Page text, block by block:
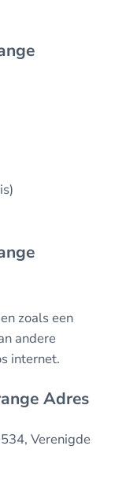
zoals een
andere
internet.
Adres
Verenigde